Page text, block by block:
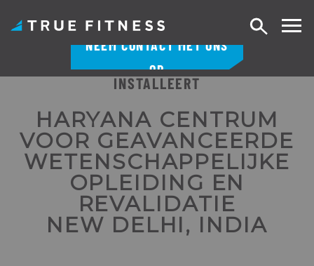
inhoud
NEEM CONTACT MET ONS
OP
Zoek
INSTALLEERT
HARYANA CENTRUM
VOOR GEAVANCEERDE
WETENSCHAPPELIJKE
OPLEIDING EN
REVALIDATIE
NEW DELHI, INDIA